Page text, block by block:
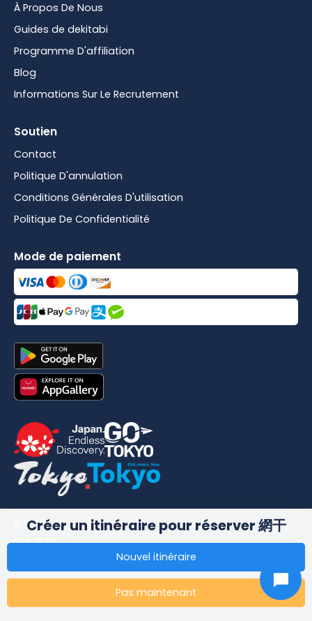
Créer un itinéraire pour réserver 網干
Nouvel itinéraire
Pas maintenant
À Propos De Nous
Guides de dekitabi
Programme D'affiliation
Blog
Informations Sur Le Recrutement
Soutien
Contact
Politique D'annulation
Conditions Générales D'utilisation
Politique De Confidentialité
Mode de paiement
2026 合同会社dekitabi.Made in Tokyo. メード・イン・ト
ーキョー